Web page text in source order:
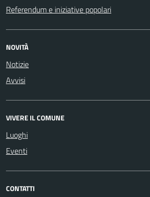
Referendum e iniziative popolari
NOVITÀ
Notizie
Avvisi
VIVERE IL COMUNE
Luoghi
Eventi
CONTATTI